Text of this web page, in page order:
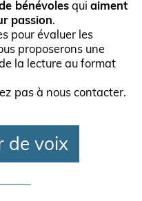
bénévoles qui aiment
passion.
pour évaluer les
proposerons une
la lecture au format
pas à nous contacter.
de voix